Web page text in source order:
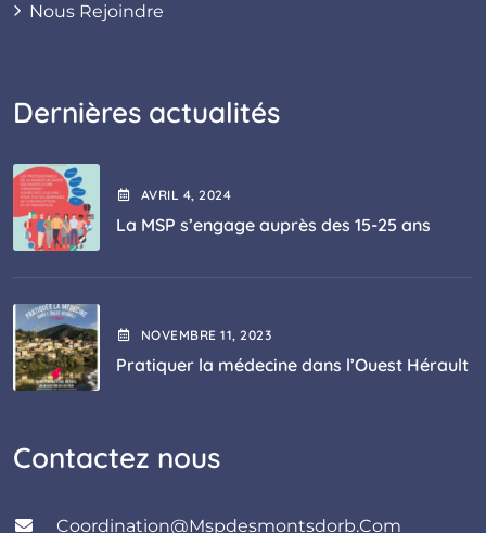
Nous Rejoindre
Dernières actualités
AVRIL 4, 2024
La MSP s’engage auprès des 15-25 ans
NOVEMBRE11, 2023
Pratiquer la médecine dans l’Ouest Hérault
Contactez nous
Coordination@mspdesmontsdorb.com